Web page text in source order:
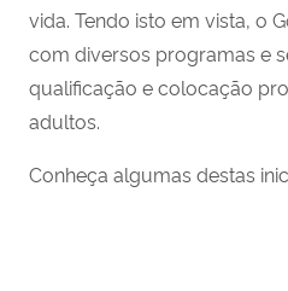
vida. Tendo isto em vista, o
com diversos programas e
qualificação e colocação
adultos.
Conheça algumas destas